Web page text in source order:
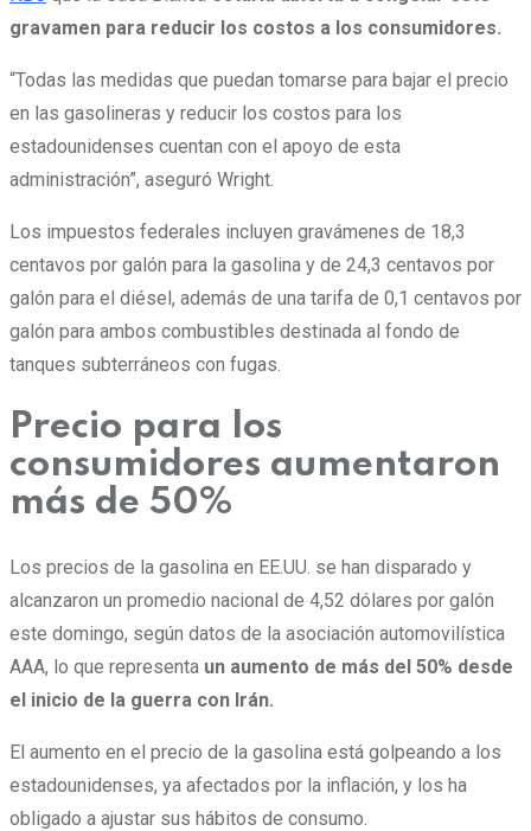
gravamen para reducir los costos a los consumidores.
“Todas las medidas que puedan tomarse para bajar el precio
en las gasolineras y reducir los costos para los
estadounidenses cuentan con el apoyo de esta
administración”, aseguró Wright.
Los impuestos federales incluyen gravámenes de 18,3
centavos por galón para la gasolina y de 24,3 centavos por
galón para el diésel, además de una tarifa de 0,1 centavos por
galón para ambos combustibles destinada al fondo de
tanques subterráneos con fugas.
Precio para los
consumidores aumentaron
más de 50%
Los precios de la gasolina en EE.UU. se han disparado y
alcanzaron un promedio nacional de 4,52 dólares por galón
este domingo, según datos de la asociación automovilística
AAA, lo que representa un aumento de más del 50% desde
el inicio de la guerra con Irán.
El aumento en el precio de la gasolina está golpeando a los
estadounidenses, ya afectados por la inflación, y los ha
obligado a ajustar sus hábitos de consumo.